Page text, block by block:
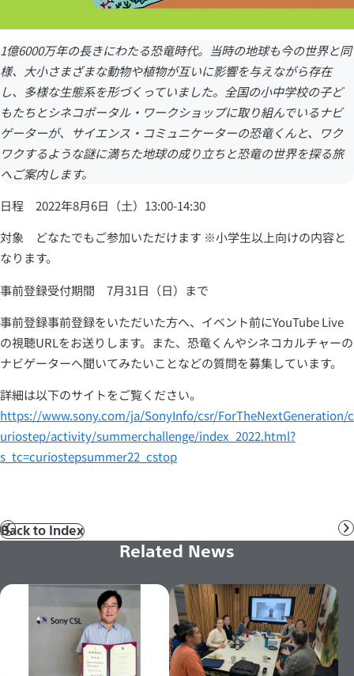
1億6000万年の長きにわたる恐竜時代。当時の地球も今の世界と同
様、大小さまざまな動物や植物が互いに影響を与えながら存在
し、多様な生態系を形づくっていました。全国の小中学校の子ど
もたちとシネコポータル・ワークショップに取り組んでいるナビ
ゲーターが、サイエンス・コミュニケーターの恐竜くんと、ワク
ワクするような謎に満ちた地球の成り立ちと恐竜の世界を探る旅
へご案内します。
日程 2022年8月6日（土）13:00-14:30
対象 どなたでもご参加いただけます ※小学生以上向けの内容と
なります。
事前登録受付期間 7月31日（日）まで
事前登録事前登録をいただいた方へ、イベント前にYouTube Live
の視聴URLをお送りします。また、恐竜くんやシネコカルチャーの
ナビゲーターへ聞いてみたいことなどの質問を募集しています。
詳細は以下のサイトをご覧ください。
https://www.sony.com/ja/SonyInfo/csr/ForTheNextGeneration/c
uriostep/activity/summerchallenge/index_2022.html?
s_tc=curiostepsummer22_cstop
前
Back to Index
Related News